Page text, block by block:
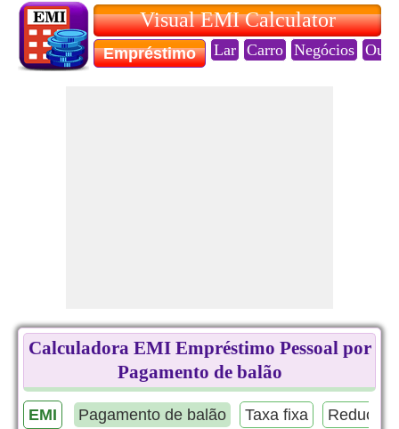
Visual EMI Calculator
Empréstimo Lar Carro Negócios Ouro
Calculadora EMI Empréstimo Pessoal por
Pagamento de balão
EMI Pagamento de balão Taxa fixa Redução